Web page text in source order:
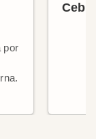
por
Cebu